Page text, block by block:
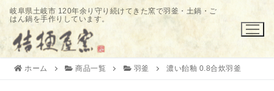
岐阜県土岐市 120年余り守り続けてきた窯で羽釜・土鍋・ご
はん鍋を手作りしています。
ホーム 商品一覧 羽釜 濃い飴釉 0.8合炊羽釜